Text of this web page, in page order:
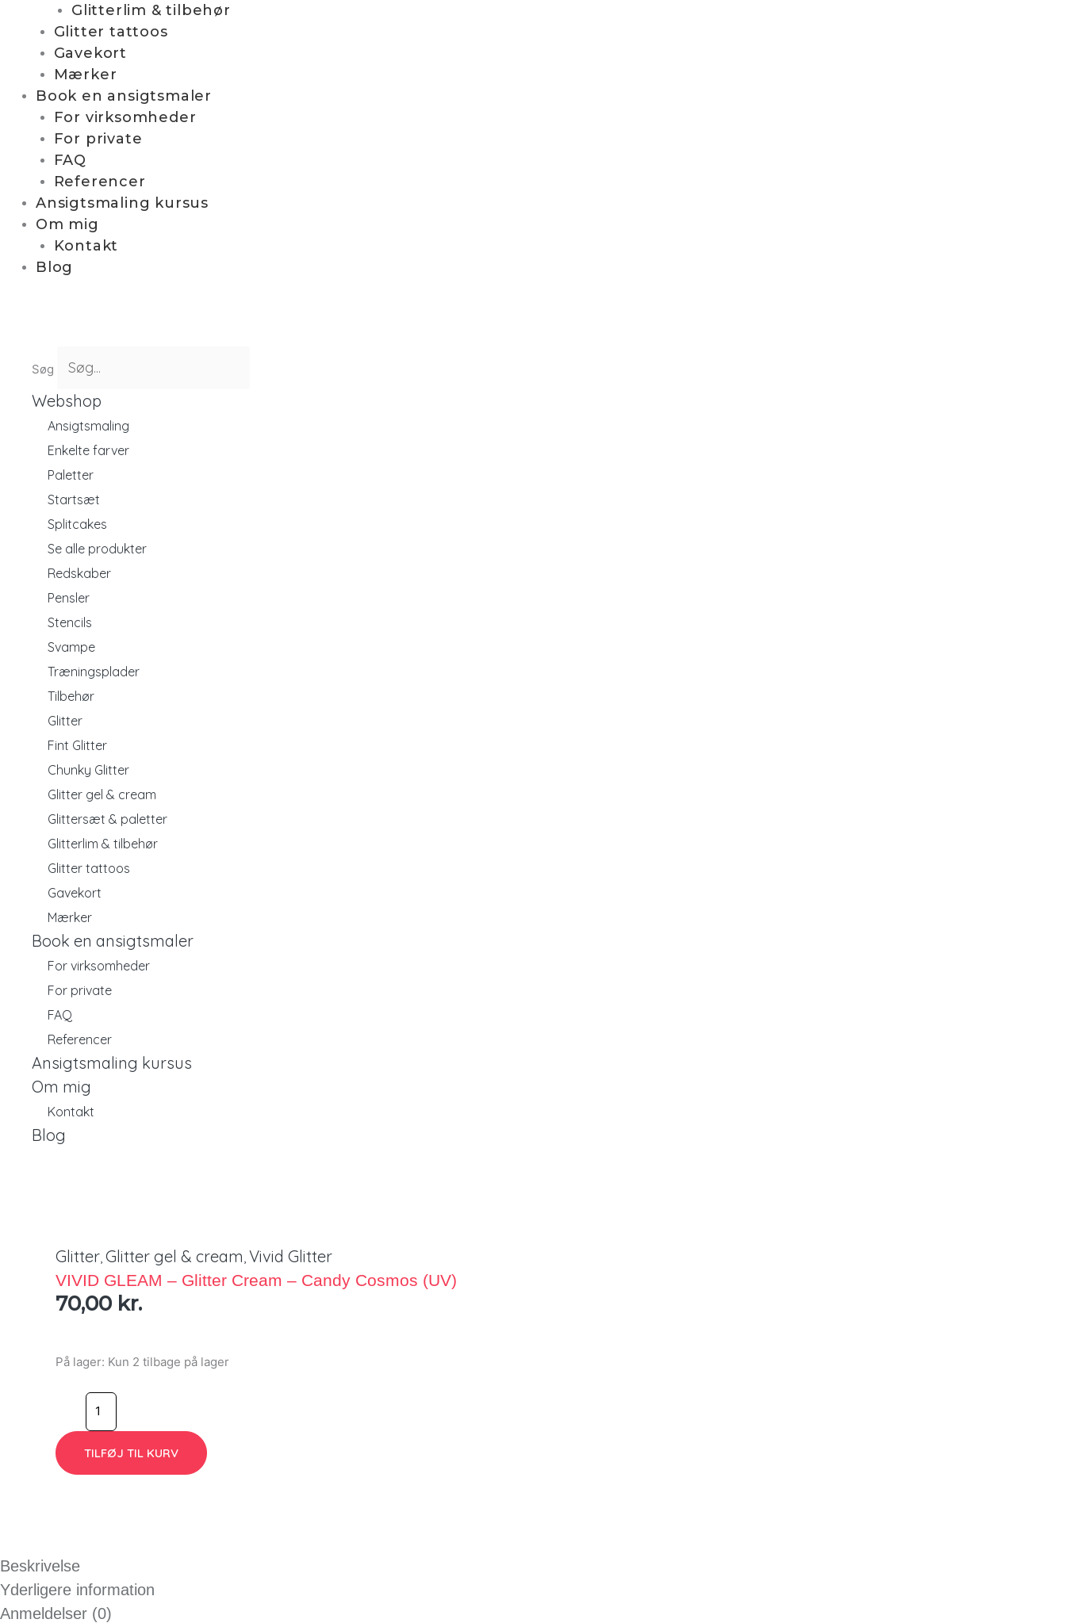
Glitterlim & tilbehør
Glitter tattoos
Gavekort
Mærker
Book en ansigtsmaler
For virksomheder
For private
FAQ
Referencer
Ansigtsmaling kursus
Om mig
Kontakt
Blog
Søg
Webshop
Ansigtsmaling
Enkelte farver
Paletter
Startsæt
Splitcakes
Se alle produkter
Redskaber
Pensler
Stencils
Svampe
Træningsplader
Tilbehør
Glitter
Fint Glitter
Chunky Glitter
Glitter gel & cream
Glittersæt & paletter
Glitterlim & tilbehør
Glitter tattoos
Gavekort
Mærker
Book en ansigtsmaler
For virksomheder
For private
FAQ
Referencer
Ansigtsmaling kursus
Om mig
Kontakt
Blog
Glitter, Glitter gel & cream, Vivid Glitter
VIVID GLEAM – Glitter Cream – Candy Cosmos (UV)
70,00 kr.
På lager: Kun 2 tilbage på lager
TILFØJ TIL KURV
Beskrivelse
Yderligere information
Anmeldelser (0)